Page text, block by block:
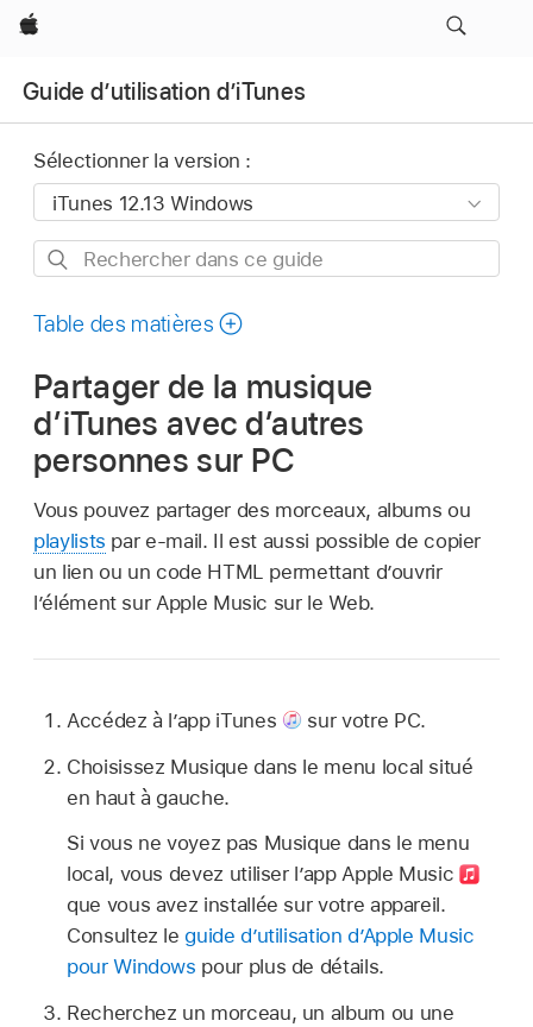
Apple
Guide d’utilisation d’iTunes
Sélectionner la version :
Rechercher
ce
Table des matières
Partager de la musique
d’iTunes avec d’autres
personnes sur PC
Vous pouvez partager des morceaux, albums ou
playlists par e-mail. Il est aussi possible de copier
un lien ou un code HTML permettant d’ouvrir
l’élément sur Apple Music sur le Web.
Accédez à l’app iTunes
sur votre PC.
Choisissez Musique dans le menu local situé
en haut à gauche.
Si vous ne voyez pas Musique dans le menu
local, vous devez utiliser l’app Apple Music
que vous avez installée sur votre appareil.
Consultez leguide d’utilisation d’Apple Music
pour Windows pour plus de détails.
Recherchez un morceau, un album ou une